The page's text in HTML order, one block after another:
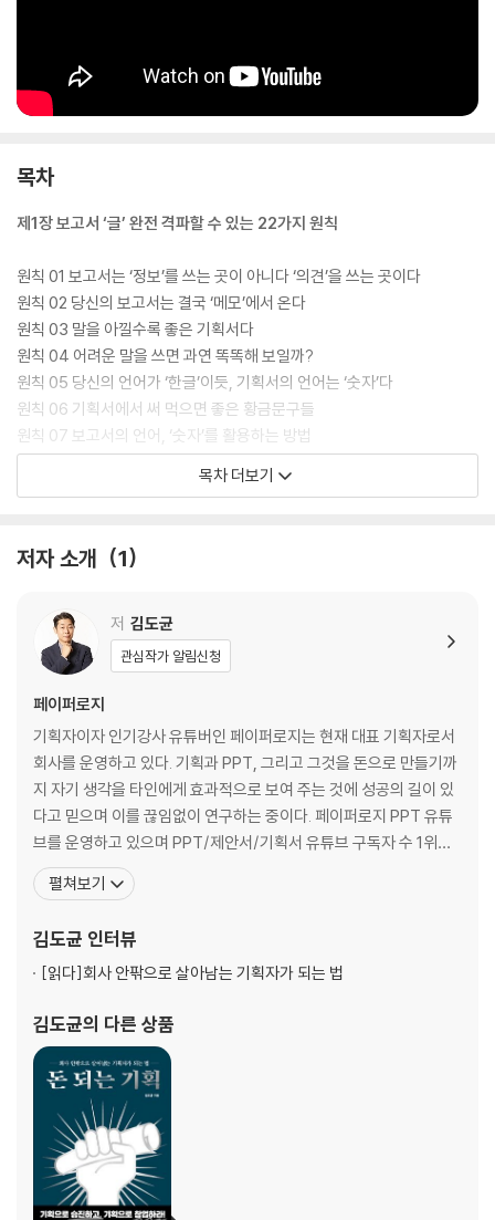
목차
제1장 보고서 ‘글’ 완전 격파할 수 있는 22가지 원칙
원칙 01 보고서는 ‘정보’를 쓰는 곳이 아니다 ‘의견’을 쓰는 곳이다
원칙 02 당신의 보고서는 결국 ‘메모’에서 온다
원칙 03 말을 아낄수록 좋은 기획서다
원칙 04 어려운 말을 쓰면 과연 똑똑해 보일까?
원칙 05 당신의 언어가 ‘한글’이듯, 기획서의 언어는 ‘숫자’다
원칙 06 기획서에서 써 먹으면 좋은 황금문구들
원칙 07 보고서의 언어, ‘숫자’를 활용하는 방법
원칙 08 보고서를 지배하는 숫자 ‘3’
원칙 09 보고서를 쓰는 데 중요한 5가지 원칙
원칙 12 6W3H
원칙 14 보고서도 ‘효율’의 시대
원칙 15 서술형보다는 항목을 쪼개자
원칙 16 보고서 작성의 최강 기술 ‘로직트리’
원칙 17 가장 먼저 접할 문서, ‘회의록’
원칙 18 업무관리표는 이렇게 만드는 것이다
원칙 19 부가가치가 없는 보고서는 쓰레기다
원칙 20 주어와 목적어를 생략하지 마라
원칙 21 빙빙 돌려 말하는 보고서는 아웃
원칙 22 보고서의 내용을 끝까지 지키는 기술
원칙 23 PPT를 열자마자 할 일은 사이즈 확정
원칙 25 PPT 첫 장은 뭘로 해야 할까?
원칙 26 시선의 흐름을 이해하는 PPT
원칙 27 사방에 못을 박아, 안정감 200% 상승!
원칙 28 아름다운 보고서는 오직 ‘폰트’에 달려 있다
원칙 29 PPT에 있는 기능을 쓰면 쓸수록 당신의 PPT는 망가진다
원칙 30 PPT 컬러 고민, 이걸로 끝!
원칙 31 PPT의 빈틈을 메워 주는 그러데이션
원칙 32 홈페이지의 배경 이미지를 쓸 수 있다고?
목차 더보기
저자 소개 1
저 김도균
관심작가 알림신청
페이퍼로지
기획자이자 인기강사 유튜버인 페이퍼로지는 현재 대표 기획자로서
회사를 운영하고 있다. 기획과 PPT, 그리고 그것을 돈으로 만들기까
지 자기 생각을 타인에게 효과적으로 보여 주는 것에 성공의 길이 있
다고 믿으며 이를 끊임없이 연구하는 중이다. 페이퍼로지 PPT 유튜
브를 운영하고 있으며 PPT/제안서/기획서 유튜브 구독자 수 1위를
기록했다. 다수의 도서를 출간했으며, 회사 안팎에서 성공하는 기획
자로 남기 위해 하루하루를 열심히 살아가고 있다. === 커리어 · 現
드 원, CE
펼쳐보기
김도균 인터뷰
[읽다]회사 안팎으로 살아남는 기획자가 되는 법
김도균의 다른 상품